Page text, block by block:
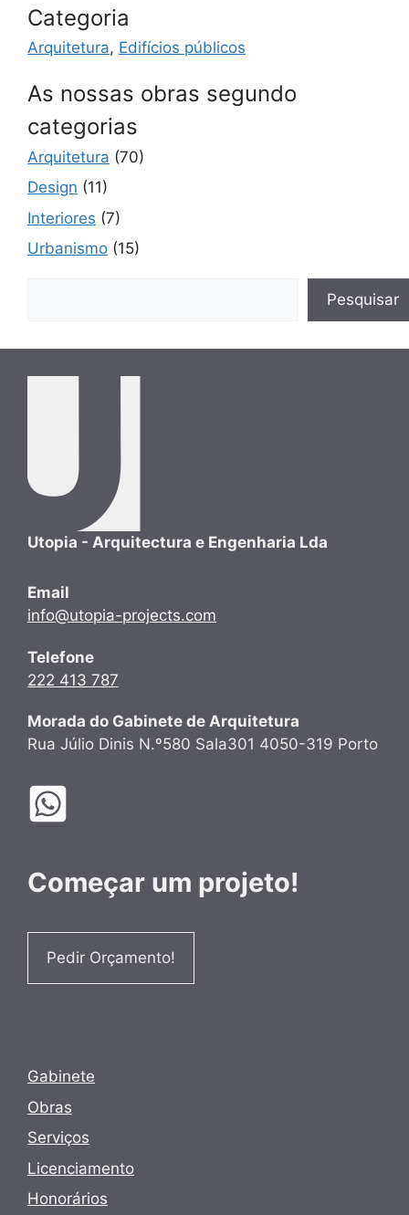
Categoria
Arquitetura, Edifícios públicos
As nossas obras segundo
categorias
Arquitetura (70)
Design (11)
Interiores (7)
Urbanismo (15)
Pesquisar
Utopia - Arquitectura e Engenharia Lda
Email
info@utopia-projects.com
Telefone
222 413 787
Morada do Gabinete de Arquitetura
Rua Júlio Dinis N.º580 Sala301 4050-319 Porto
Começar um projeto!
Pedir Orçamento!
Gabinete
Obras
Serviços
Licenciamento
Honorários